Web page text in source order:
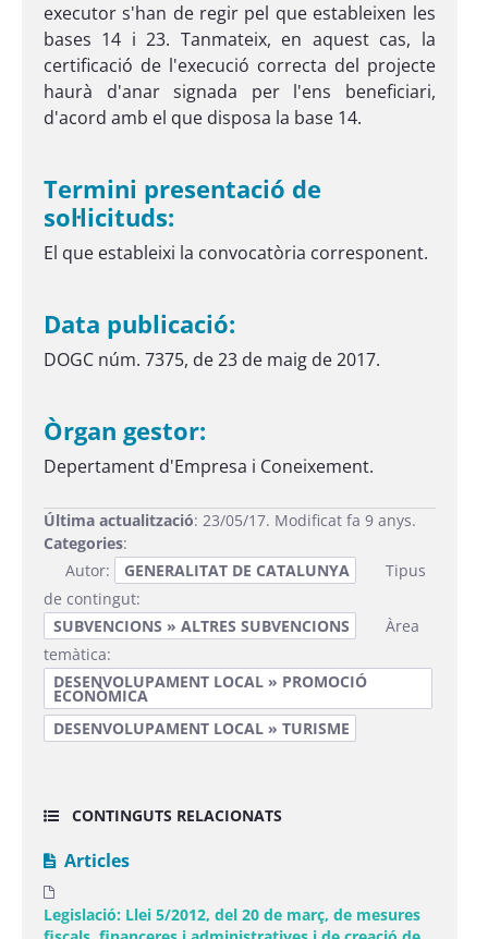
executor s'han de regir pel que estableixen les
bases 14 i 23. Tanmateix, en aquest cas, la
certificació de l'execució correcta del projecte
haurà d'anar signada per l'ens beneficiari,
d'acord amb el que disposa la base 14.
Termini presentació de
sol·licituds:
El que estableixi la convocatòria corresponent.
Data publicació:
DOGC núm. 7375, de 23 de maig de 2017.
Òrgan gestor:
Depertament d'Empresa i Coneixement.
Última actualització: 23/05/17. Modificat fa 9 anys.
Categories:
Autor:
GENERALITAT DE CATALUNYA
Tipus
de contingut:
SUBVENCIONS » ALTRES SUBVENCIONS
Àrea
temàtica:
DESENVOLUPAMENT LOCAL » PROMOCIÓ
ECONÒMICA
DESENVOLUPAMENT LOCAL » TURISME
CONTINGUTS RELACIONATS
Articles
Legislació: Llei 5/2012, del 20 de març, de mesures